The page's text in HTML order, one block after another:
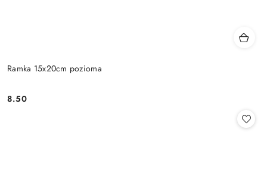
Ramka 15x20cm pozioma
Cena:
8.50